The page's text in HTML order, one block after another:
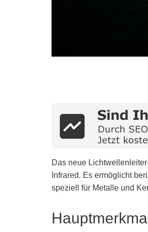
VIBRATIONSSENSOR
WEGSENSOR
WINKELSENSOR
Das neue
Infrared. Es ermöglicht
speziell für Metalle und